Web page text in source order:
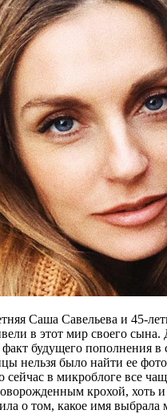
Саша Савельева и 45-
в этот мир своего сына.
будущего пополнения в
нельзя было найти ее
в микроблоге все
крохой, хоть и
о том, какое имя выбрала